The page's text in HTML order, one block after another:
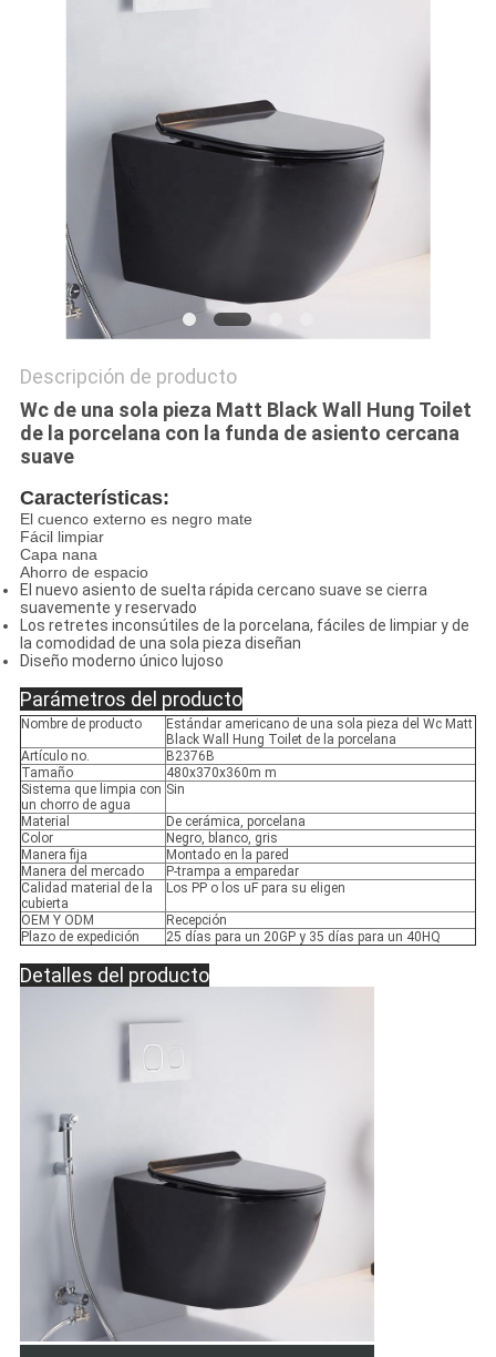
Descripción de producto
Wc de una sola pieza Matt Black Wall Hung Toilet
de la porcelana con la funda de asiento cercana
suave
Características:
El cuenco externo es negro mate
Fácil limpiar
Capa nana
Ahorro de espacio
El nuevo asiento de suelta rápida cercano suave se cierra
suavemente y reservado
Los retretes inconsútiles de la porcelana, fáciles de limpiar y de
la comodidad de una sola pieza diseñan
Diseño moderno único lujoso
Parámetros del producto
Nombre de producto
Estándar americano de una sola pieza del Wc Matt
Black Wall Hung Toilet de la porcelana
Artículo no.
B2376B
Tamaño
480x370x360m m
Sistema que limpia con
un chorro de agua
Sin
Material
De cerámica, porcelana
Color
Negro, blanco, gris
Manera fija
Montado en la pared
Manera del mercado
P-trampa a emparedar
Calidad material de la
cubierta
Los PP o los uF para su eligen
OEM Y ODM
Recepción
Plazo de expedición
25 días para un 20GP y 35 días para un 40HQ
Detalles del producto